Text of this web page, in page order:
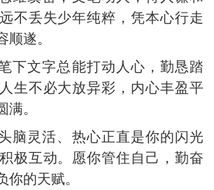
不丢失少年纯粹，凭本心行走
顺遂。
下文字总能打动人心，勤恳踏
生不必大放异彩，内心丰盈平
满。
脑灵活、热心正直是你的闪光
极互动。愿你管住自己，勤奋
你的天赋。